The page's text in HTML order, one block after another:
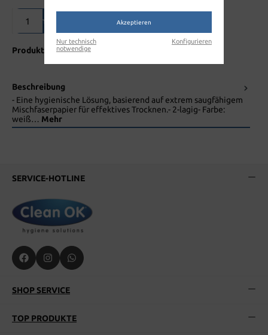
Produkt Anzahl: Gib den gewünschten Wert ein oder benutze die
In den Warenkorb
Produktnummer:WK200
Beschreibung
- Eine hygienische Lösung, basierend auf extrem saugfähigem
Mischfaserpapier für effektives Trocknen.- 2-lagig- Farbe:
weiß… Mehr
SERVICE-HOTLINE
SHOP SERVICE
TOP PRODUKTE
Akzeptieren
Nur technisch
notwendige
Konfigurieren